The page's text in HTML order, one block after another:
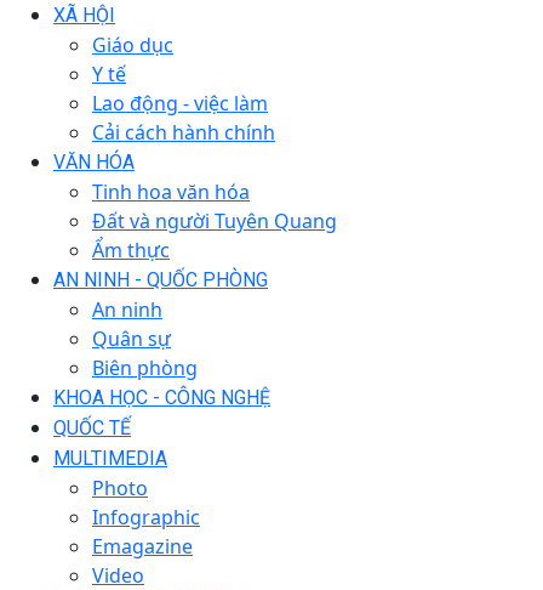
XÃ HỘI
Giáo dục
Y tế
Lao động - việc làm
Cải cách hành chính
VĂN HÓA
Tinh hoa văn hóa
Đất và người Tuyên Quang
Ẩm thực
AN NINH - QUỐC PHÒNG
An ninh
Quân sự
Biên phòng
KHOA HỌC - CÔNG NGHỆ
QUỐC TẾ
MULTIMEDIA
Photo
Infographic
Emagazine
Video